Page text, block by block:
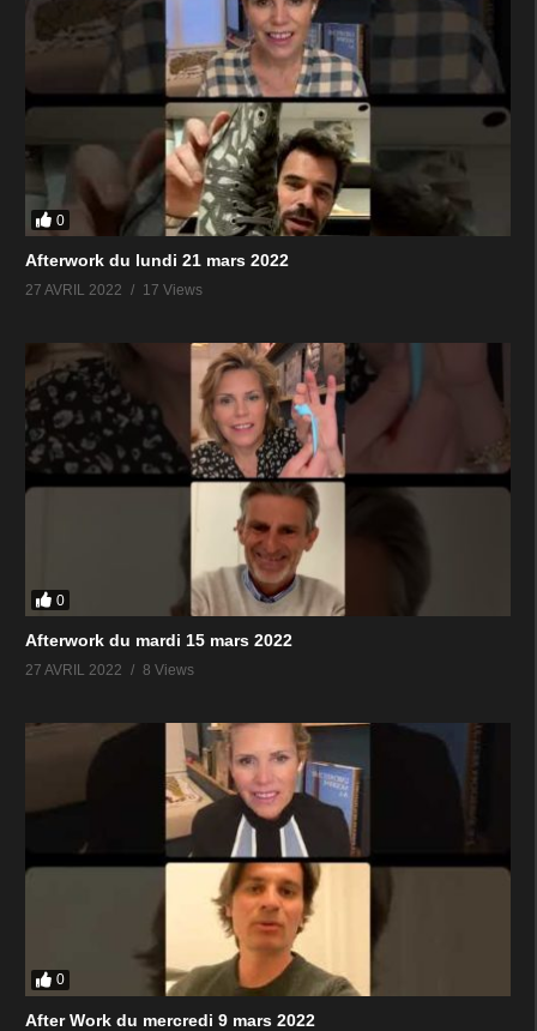
0
Afterwork du lundi 21 mars 2022
27 AVRIL 2022 17 Views
0
Afterwork du mardi 15 mars 2022
27 AVRIL 2022 8 Views
0
After Work du mercredi 9 mars 2022